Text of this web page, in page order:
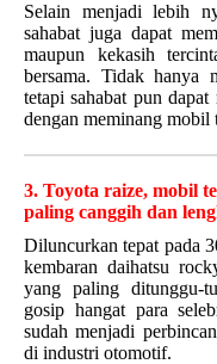
Selain menjadi lebih
sahabat juga dapat
maupun kekasih
bersama. Tidak hanya
tetapi sahabat pun dapat
dengan meminang mobil
3. Toyota raize, mobil
paling canggih dan
Diluncurkan tepat pada
kembaran daihatsu
yang paling ditunggu-
gosip hangat para
sudah menjadi
di industri otomotif.